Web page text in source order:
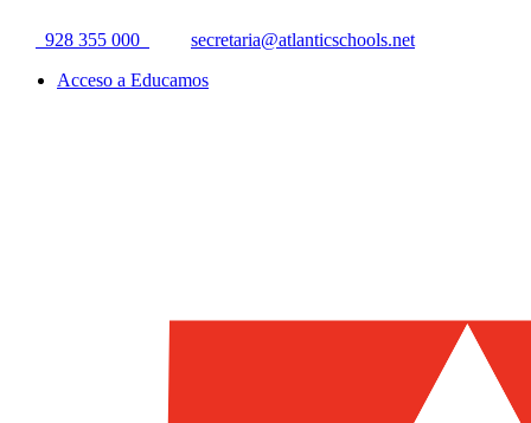
928 355 000
secretaria@atlanticschools.net
Acceso a Educamos